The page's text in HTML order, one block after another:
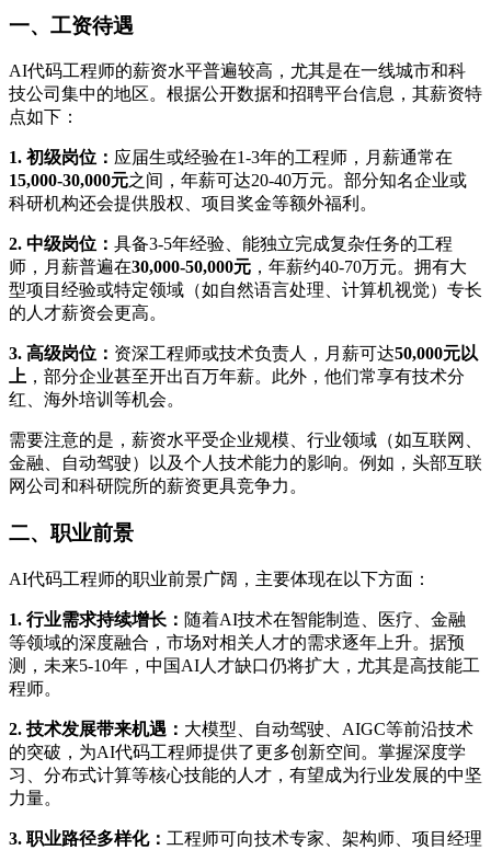
一、工资待遇
AI代码工程师的薪资水平普遍较高，尤其是在一线城市和科
技公司集中的地区。根据公开数据和招聘平台信息，其薪资特
点如下：
1. 初级岗位： 应届生或经验在1-3年的工程师，月薪通常在
15,000-30,000元之间，年薪可达20-40万元。部分知名企业或
科研机构还会提供股权、项目奖金等额外福利。
2. 中级岗位： 具备3-5年经验、能独立完成复杂任务的工程
师，月薪普遍在30,000-50,000元 ，年薪约40-70万元。拥有大
型项目经验或特定领域（如自然语言处理、计算机视觉）专长
的人才薪资会更高。
3. 高级岗位： 资深工程师或技术负责人，月薪可达50,000元以
上 ，部分企业甚至开出百万年薪。此外，他们常享有技术分
红、海外培训等机会。
需要注意的是，薪资水平受企业规模、行业领域（如互联网、
金融、自动驾驶）以及个人技术能力的影响。例如，头部互联
网公司和科研院所的薪资更具竞争力。
二、职业前景
AI代码工程师的职业前景广阔，主要体现在以下方面：
1. 行业需求持续增长： 随着AI技术在智能制造、医疗、金融
等领域的深度融合，市场对相关人才的需求逐年上升。据预
测，未来5-10年，中国AI人才缺口仍将扩大，尤其是高技能工
程师。
2. 技术发展带来机遇： 大模型、自动驾驶、AIGC等前沿技术
的突破，为AI代码工程师提供了更多创新空间。掌握深度学
习、分布式计算等核心技能的人才，有望成为行业发展的中坚
力量。
3. 职业路径多样化： 工程师可向技术专家、架构师、项目经理